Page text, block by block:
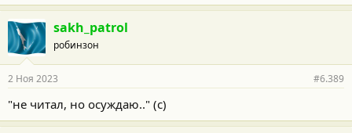
а
г
о
д
а
н
с
т
sakh_patrol
робинзон
2 Ноя 2023 #6.389
"не читал, но осуждаю.." (с)